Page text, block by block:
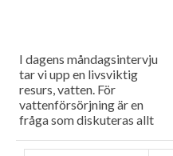
I dagens måndagsintervju
tar vi upp en livsviktig
resurs, vatten. För
vattenförsörjning är en
fråga som diskuteras allt
lantbruket. Vi bjöd in Malin